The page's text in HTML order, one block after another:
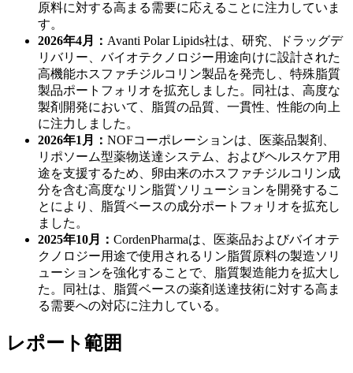
原料に対する高まる需要に応えることに注力していま
す。
2026年4月： Avanti Polar Lipids社は、研究、ドラッグデ
リバリー、バイオテクノロジー用途向けに設計された
高機能ホスファチジルコリン製品を発売し、特殊脂質
製品ポートフォリオを拡充しました。同社は、高度な
製剤開発において、脂質の品質、一貫性、性能の向上
に注力しました。
2026年1月： NOFコーポレーションは、医薬品製剤、
リポソーム型薬物送達システム、およびヘルスケア用
途を支援するため、卵由来のホスファチジルコリン成
分を含む高度なリン脂質ソリューションを開発するこ
とにより、脂質ベースの成分ポートフォリオを拡充し
ました。
2025年10月： CordenPharmaは、医薬品およびバイオテ
クノロジー用途で使用されるリン脂質原料の製造ソリ
ューションを強化することで、脂質製造能力を拡大し
た。同社は、脂質ベースの薬剤送達技術に対する高ま
る需要への対応に注力している。
レポート範囲